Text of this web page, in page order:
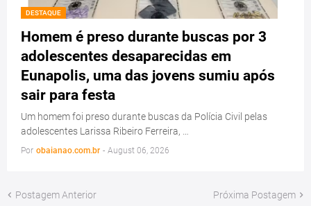
DESTAQUE
Homem é preso durante buscas por 3
adolescentes desaparecidas em
Eunapolis, uma das jovens sumiu após
sair para festa
Um homem foi preso durante buscas da Polícia Civil pelas
adolescentes Larissa Ribeiro Ferreira, …
Por obaianao.com.br - August 06, 2026
Postagem Anterior Próxima Postagem